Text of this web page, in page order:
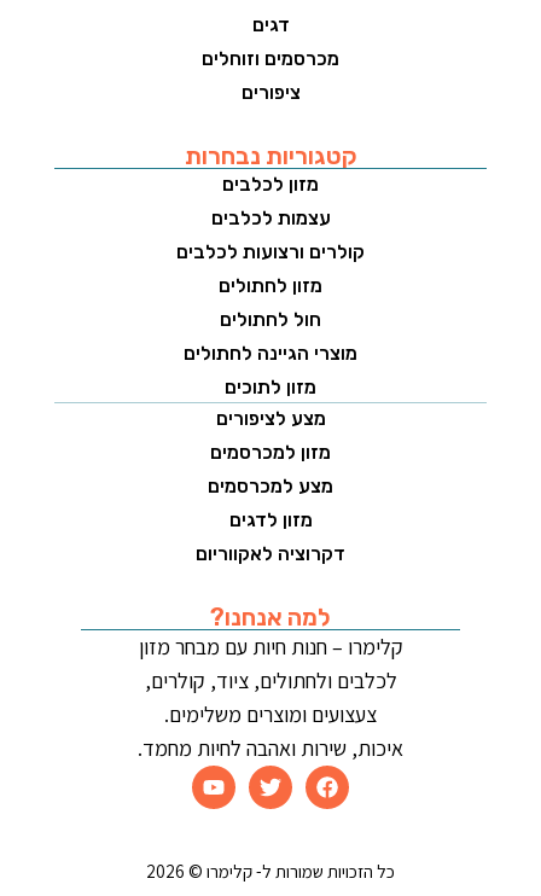
דגים
מכרסמים וזוחלים
ציפורים
קטגוריות נבחרות
מזון לכלבים
עצמות לכלבים
קולרים ורצועות לכלבים
מזון לחתולים
חול לחתולים
מוצרי הגיינה לחתולים
מזון לתוכים
מצע לציפורים
מזון למכרסמים
מצע למכרסמים
מזון לדגים
דקרוציה לאקווריום
למה אנחנו?
קלימרו – חנות חיות עם מבחר מזון
לכלבים ולחתולים, ציוד, קולרים,
צעצועים ומוצרים משלימים.
איכות, שירות ואהבה לחיות מחמד.
כל הזכויות שמורות ל- קלימרו © 2026